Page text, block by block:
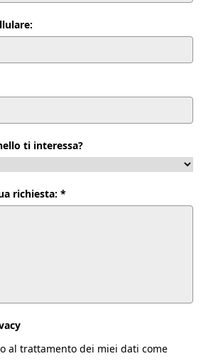
ti interessa?
richiesta: *
al trattamento dei miei dati come